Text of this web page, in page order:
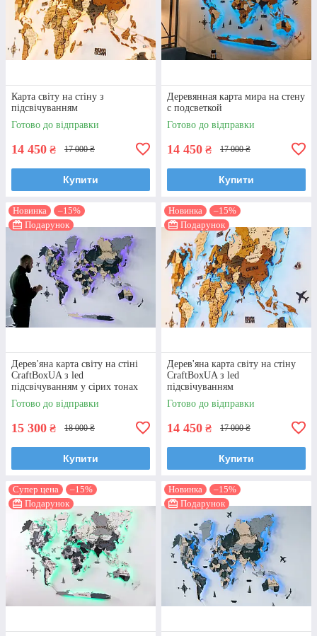
Карта світу на стіну з
підсвічуванням
Готово до відправки
14 450 ₴ 17 000 ₴
Купити
Деревянная карта мира на стену
с подсветкой
Готово до відправки
14 450 ₴ 17 000 ₴
Купити
Новинка
–15%
Подарунок
Дерев'яна карта світу на стіні
CraftBoxUA з led
підсвічуванням у сірих тонах
Готово до відправки
15 300 ₴ 18 000 ₴
Купити
Новинка
–15%
Подарунок
Дерев'яна карта світу на стіну
CraftBoxUA з led
підсвічуванням
Готово до відправки
14 450 ₴ 17 000 ₴
Купити
Супер цена
–15%
Подарунок
Новинка
–15%
Подарунок